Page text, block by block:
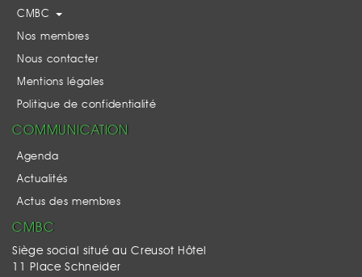
CMBC
Nos membres
Nous contacter
Mentions légales
Politique de confidentialité
COMMUNICATION
Agenda
Actualités
Actus des membres
CMBC
Siège social situé au Creusot Hôtel
11 Place Schneider